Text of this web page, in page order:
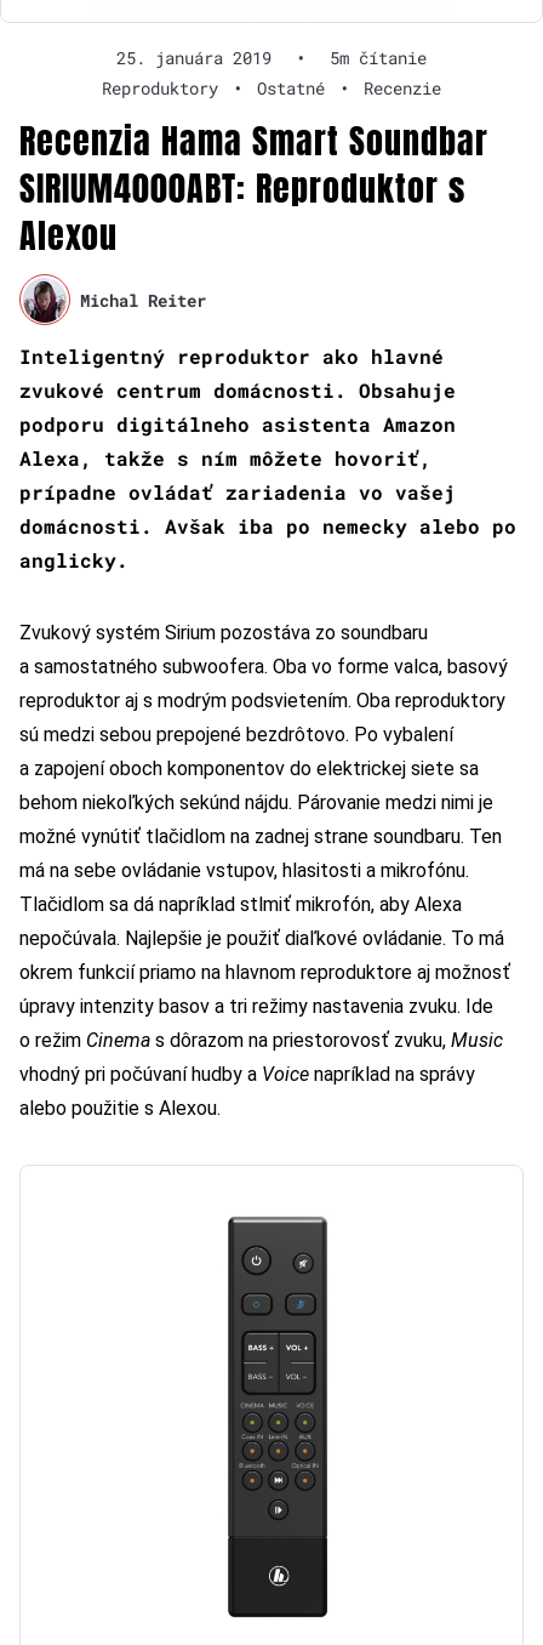
25. januára 2019 •
5m čítanie
Reproduktory
• Ostatné • Recenzie
Recenzia Hama Smart Soundbar
SIRIUM4000ABT: Reproduktor s
Alexou
Michal Reiter
Inteligentný reproduktor ako hlavné
zvukové centrum domácnosti. Obsahuje
podporu digitálneho asistenta Amazon
Alexa, takže s ním môžete hovoriť,
prípadne ovládať zariadenia vo vašej
domácnosti. Avšak iba po nemecky alebo po
anglicky.
Zvukový systém Sirium pozostáva zo soundbaru
a samostatného subwoofera. Oba vo forme valca, basový
reproduktor aj s modrým podsvietením. Oba reproduktory
sú medzi sebou prepojené bezdrôtovo. Po vybalení
a zapojení oboch komponentov do elektrickej siete sa
behom niekoľkých sekúnd nájdu. Párovanie medzi nimi je
možné vynútiť tlačidlom na zadnej strane soundbaru. Ten
má na sebe ovládanie vstupov, hlasitosti a mikrofónu.
Tlačidlom sa dá napríklad stlmiť mikrofón, aby Alexa
nepočúvala. Najlepšie je použiť diaľkové ovládanie. To má
okrem funkcií priamo na hlavnom reproduktore aj možnosť
úpravy intenzity basov a tri režimy nastavenia zvuku. Ide
o režim Cinema s dôrazom na priestorovosť zvuku, Music
vhodný pri počúvaní hudby a Voice napríklad na správy
alebo použitie s Alexou.